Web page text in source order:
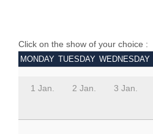
Click on the show of your choice :
MONDAY TUESDAY WEDNESDAY
1 Jan. 2 Jan. 3 Jan.